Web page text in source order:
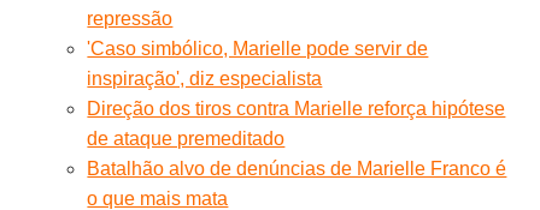
repressão
'Caso simbólico, Marielle pode servir de
inspiração', diz especialista
Direção dos tiros contra Marielle reforça hipótese
de ataque premeditado
Batalhão alvo de denúncias de Marielle Franco é
o que mais mata